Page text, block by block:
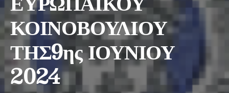
ΚΟΙΝΟΒΟΥΛΙΟΥ
ΤΗΣ9ης ΙΟΥΝΙΟΥ
2024